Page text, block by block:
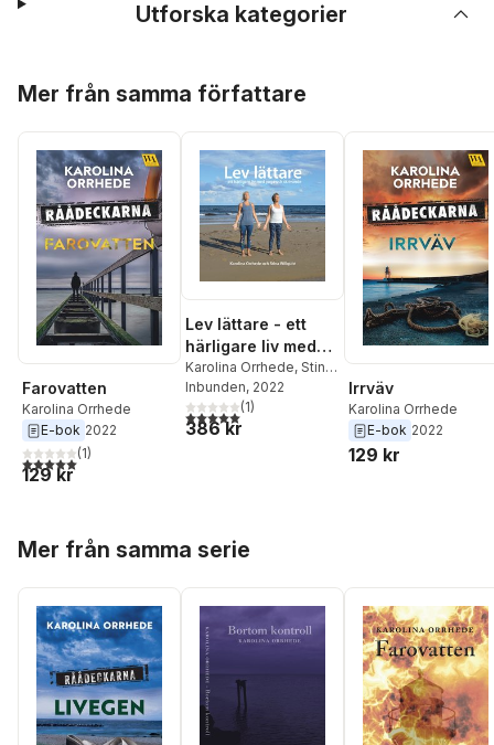
Utforska kategorier
Mer från samma författare
Farovatten
Karolina Orrhede
E-bok 2022
5,0utav 5 stjärnor. Totalt antal röster:
(1)
129 kr
Lev lättare - ett
härligare liv med
yoga och skrivande
Karolina Orrhede, Stina
Willquist
Inbunden, 2022
5,0utav 5 stjärnor. Totalt antal röster:
(1)
386 kr
Irrväv
Karolina Orrhede
E-bok 2022
129 kr
Mer från samma serie